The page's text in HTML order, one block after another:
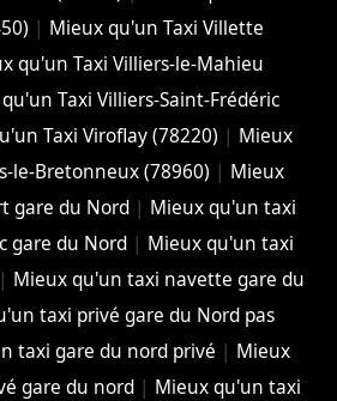
| Mieux qu'un Taxi Villette
qu'un Taxi Villiers-le-Mahieu
Taxi Villiers-Saint-Frédéric
Taxi Viroflay (78220) | Mieux
le-Bretonneux (78960) | Mieux
gare du Nord| Mieux qu'un taxi
gare du Nord| Mieux qu'un taxi
| Mieux qu'un taxi navette gare du
taxi privé gare du Nord pas
taxi gare du nord privé | Mieux
gare du nord | Mieux qu'un taxi